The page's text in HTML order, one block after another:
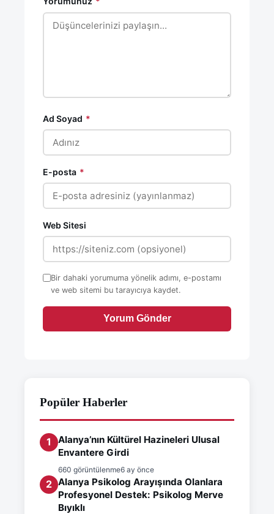
Ad Soyad *
E-posta *
Web Sitesi
Bir dahaki yorumuma yönelik adımı, e-postamı
ve web sitemi bu tarayıcıya kaydet.
Yorum Gönder
Popüler Haberler
1
Alanya’nın Kültürel Hazineleri Ulusal
Envantere Girdi
660 görüntülenme6 ay önce
2 Alanya Psikolog Arayışında Olanlara
Profesyonel Destek: Psikolog Merve
Bıyıklı